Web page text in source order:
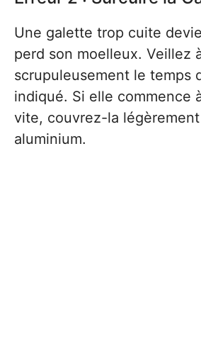
Une galette trop cuite
perd son moelleux. Veillez
scrupuleusement le temps
indiqué. Si elle commence
vite, couvrez-la
aluminium.